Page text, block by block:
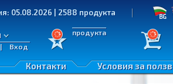
| 2588 продукта
Вход
продукта
Условия за
Контакти